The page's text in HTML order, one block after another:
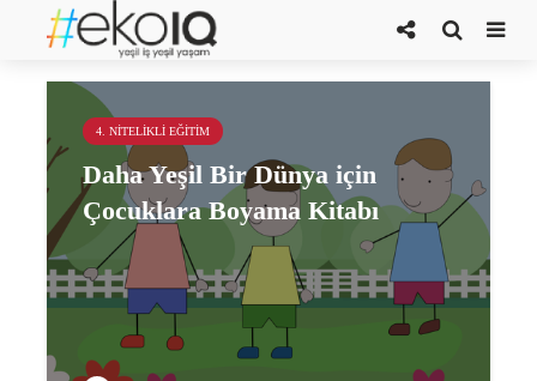
boyama kitabı
4. NITELIKLI EĞITIM
Daha Yeşil Bir Dünya için
Çocuklara Boyama Kitabı